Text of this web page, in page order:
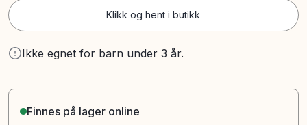
Klikk og hent i butikk
Ikke egnet for barn under 3 år.
Finnes på lager online